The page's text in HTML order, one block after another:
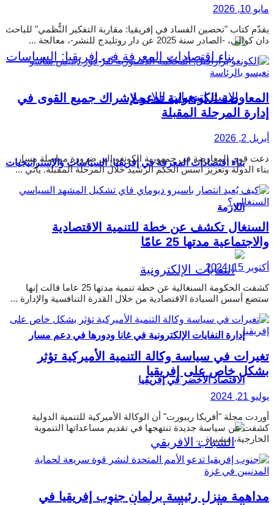
بناء اقتصادات المعرفة في إفريقيا: السياسات والإستراتيجيات
اللازمة
إدارة النفايات الإلكترونية في غانا ودورها في دعم مسار
الاقتصاد الأخضر في إفريقيا
مايو 10, 2026
يقدّم كتاب "تحصين الفساد في إفريقيا: مقاربة التفكير النُّظمي" للباحث
دان كوالي، -الصادر سنة 2025 عن دار روتليدج للنشر-، معالجة ...
المعارضة الكونغولية تدعو لإشراك جميع القوى في
إدارة المرحلة المقبلة
أبريل 2, 2026
دعت قوى المعارضة في جمهورية الكونغو إلى ضرورة مواصلة مسار
بناء الدولة وتعزيز أسس الحكم الرشيد خلال المرحلة المقبلة. يأتي ...
السنغال تكشف عن خطة للتنمية الاقتصادية
والاجتماعية مدتها 25 عامًا
أكتوبر 15, 2024
كشفت الحكومة السنغالية عن خطة تنمية مدتها 25 عاما قالت إنها
ستضع أسس السيادة الاقتصادية من خلال القدرة التنافسية والإدارة ...
تغيرات في سياسة وكالة التنمية الأميركية تؤثر
بشكل خاص على إفريقيا
يوليو 21, 2024
أوردت مجلة "أفريكا ريبورت" أن الوكالة الأميركية للتنمية الدولية
كشفت عن سياسة جديدة تنتهجها في تقديم مساعداتها التنموية
الخارجية، مشيرة ...
مداهمة منزل رئيسة برلمان جنوب إفريقيا في